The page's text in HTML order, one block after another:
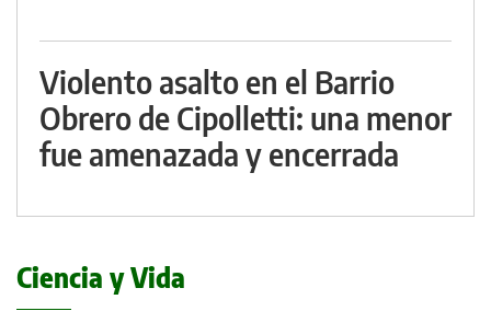
Violento asalto en el Barrio
Obrero de Cipolletti: una menor
fue amenazada y encerrada
Ciencia y Vida